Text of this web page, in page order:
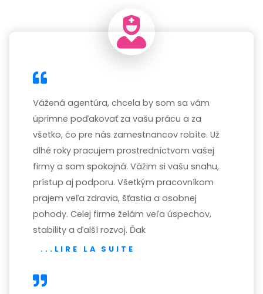
Vážená agentúra, chcela by som sa vám
úprimne poďakovať za vašu prácu a za
všetko, čo pre nás zamestnancov robíte. Už
dlhé roky pracujem prostredníctvom vašej
firmy a som spokojná. Vážim si vašu snahu,
prístup aj podporu. Všetkým pracovníkom
prajem veľa zdravia, šťastia a osobnej
pohody. Celej firme želám veľa úspechov,
stability a ďalší rozvoj. Ďak
...LIRE LA SUITE